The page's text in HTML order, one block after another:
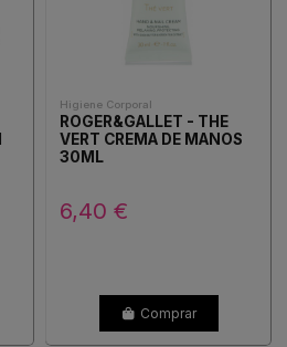
Higiene Corporal
ROGER&GALLET - THE
VERT CREMA DE MANOS
30ML
6,40 €
Comprar